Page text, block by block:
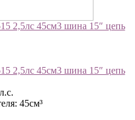
2,5лс 45см3 шина 15″ цепь
2,5лс 45см3 шина 15″ цепь
45см³